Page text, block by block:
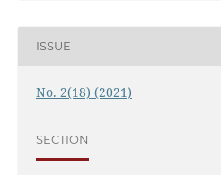
ISSUE
No. 2(18) (2021)
SECTION